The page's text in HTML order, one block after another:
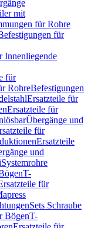
mit
für Rohre
für
Innenliegende
für
RohreBefestigungen
Ersatzteile für
Ersatzteile für
Übergänge und
für
Ersatzteile
und
Systemrohre
T-
für
Sets Schraube
BögenT-